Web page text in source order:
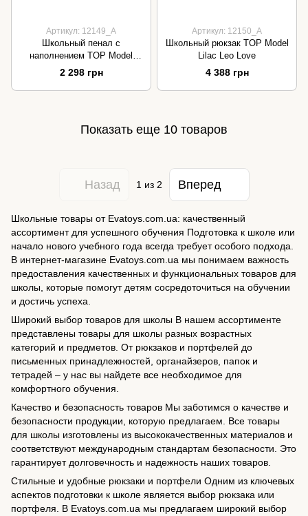
Артикул: 12149_A
Школьный пенал с
наполнением TOP Model
Кошка (2 деления)
2 298 грн
Артикул: 12150_А
Школьный рюкзак TOP Model
Lilac Leo Love
4 388 грн
Показать еще 10 товаров
Назад 1из 2 Вперед
Школьные товары от Evatoys.com.ua: качественный
ассортимент для успешного обучения Подготовка к школе или
начало нового учебного года всегда требует особого подхода.
В интернет-магазине Evatoys.com.ua мы понимаем важность
предоставления качественных и функциональных товаров для
школы, которые помогут детям сосредоточиться на обучении
и достичь успеха.
Широкий выбор товаров для школы В нашем ассортименте
представлены товары для школы разных возрастных
категорий и предметов. От рюкзаков и портфелей до
письменных принадлежностей, органайзеров, папок и
тетрадей – у нас вы найдете все необходимое для
комфортного обучения.
Качество и безопасность товаров Мы заботимся о качестве и
безопасности продукции, которую предлагаем. Все товары
для школы изготовлены из высококачественных материалов и
соответствуют международным стандартам безопасности. Это
гарантирует долговечность и надежность наших товаров.
Стильные и удобные рюкзаки и портфели Одним из ключевых
аспектов подготовки к школе является выбор рюкзака или
портфеля. В Evatoys.com.ua мы предлагаем широкий выбор